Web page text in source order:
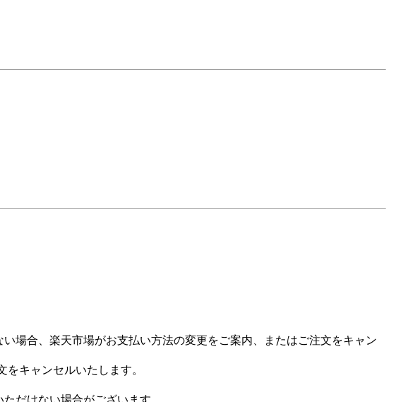
場合、楽天市場がお支払い方法の変更をご案内、またはご注文をキャン
キャンセルいたします。
だけない場合がございます。